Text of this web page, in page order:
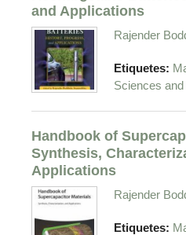
and Applications
Rajender
Etiquetes:
Sciences
Handbook of
Synthesis,
Applications
Rajender
Etiquetes: